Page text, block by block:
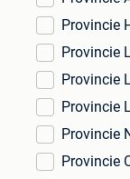
Provincie
Provincie
Provincie
Provincie
Provincie
Provincie